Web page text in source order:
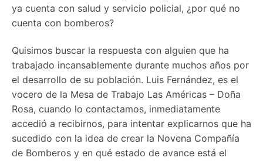
ya cuenta con salud y servicio policial, ¿por qué no
cuenta con bomberos?
Quisimos buscar la respuesta con alguien que ha
trabajado incansablemente durante muchos años por
el desarrollo de su población. Luis Fernández, es el
vocero de la Mesa de Trabajo Las Américas – Doña
Rosa, cuando lo contactamos, inmediatamente
accedió a recibirnos, para intentar explicarnos que ha
sucedido con la idea de crear la Novena Compañía
de Bomberos y en qué estado de avance está el